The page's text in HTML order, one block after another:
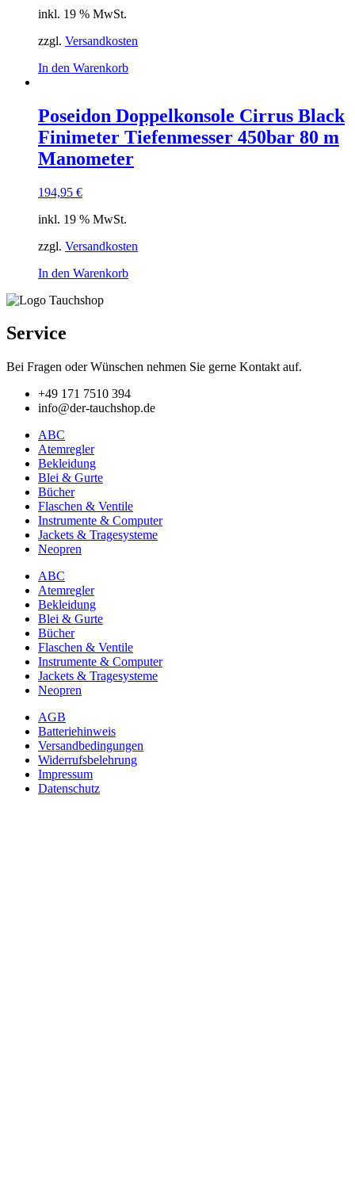
werden
inkl. 19 % MwSt.
zzgl. Versandkosten
In den Warenkorb
Poseidon Doppelkonsole Cirrus Black
Finimeter Tiefenmesser 450bar 80 m
Manometer
194,95 €
inkl. 19 % MwSt.
zzgl. Versandkosten
In den Warenkorb
Service
Bei Fragen oder Wünschen nehmen Sie gerne Kontakt auf.
+49 171 7510 394
info@der-tauchshop.de
ABC
Atemregler
Bekleidung
Blei & Gurte
Bücher
Flaschen & Ventile
Instrumente & Computer
Jackets & Tragesysteme
Neopren
ABC
Atemregler
Bekleidung
Blei & Gurte
Bücher
Flaschen & Ventile
Instrumente & Computer
Jackets & Tragesysteme
Neopren
AGB
Batteriehinweis
Versandbedingungen
Widerrufsbelehrung
Impressum
Datenschutz